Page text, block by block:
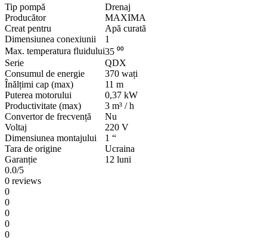
Tip pompă
Drenaj
Producător
MAXIMA
Creat pentru
Apă curată
Dimensiunea conexiunii
1
Max. temperatura fluidului35 ⁰⁰
Serie
QDX
Consumul de energie
370 wați
Înălțimi cap (max)
11 m
Puterea motorului
0,37 kW
Productivitate (max)
3 m³ / h
Convertor de frecvență
Nu
Voltaj
220 V
Dimensiunea montajului
1 “
Tara de origine
Ucraina
Garanție
12 luni
0.0/5
0 reviews
0
0
0
0
0